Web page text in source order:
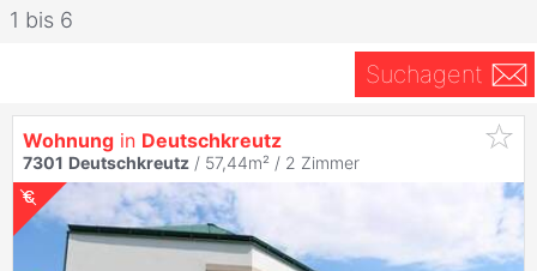
1 bis 6
Suchagent
Wohnung in Deutschkreutz
7301 Deutschkreutz / 57,44m² / 2 Zimmer